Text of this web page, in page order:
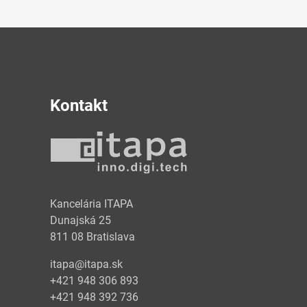
Kontakt
Kancelária ITAPA
Dunajská 25
811 08 Bratislava
itapa@itapa.sk
+421 948 306 893
+421 948 392 736